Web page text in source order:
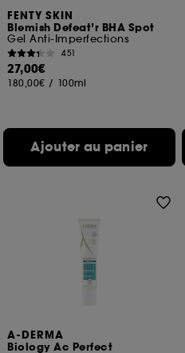
FENTY SKIN
Blemish Defeat’r BHA Spot
Gel Anti-Imperfections
451
27,00€
180,00€ / 100ml
Ajouter au panier
A-DERMA
Biology Ac Perfect